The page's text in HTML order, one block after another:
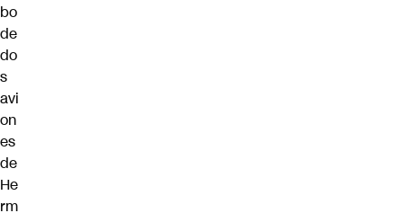
bo
de
do
s
avi
on
es
de
He
rm